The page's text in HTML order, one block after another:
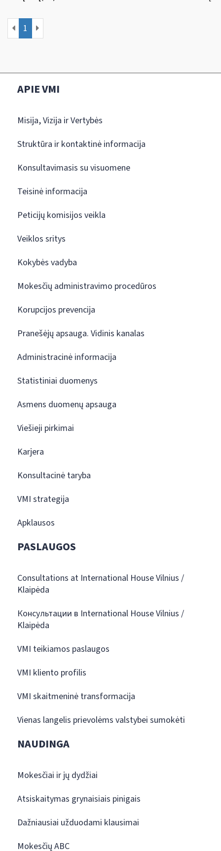
1
APIE VMI
Misija, Vizija ir Vertybės
Struktūra ir kontaktinė informacija
Konsultavimasis su visuomene
Teisinė informacija
Peticijų komisijos veikla
Veiklos sritys
Kokybės vadyba
Mokesčių administravimo procedūros
Korupcijos prevencija
Pranešėjų apsauga. Vidinis kanalas
Administracinė informacija
Statistiniai duomenys
Asmens duomenų apsauga
Viešieji pirkimai
Karjera
Konsultacinė taryba
VMI strategija
Apklausos
PASLAUGOS
Consultations at International House Vilnius /
Klaipėda
Консультации в International House Vilnius /
Klaipėda
VMI teikiamos paslaugos
VMI kliento profilis
VMI skaitmeninė transformacija
Vienas langelis prievolėms valstybei sumokėti
NAUDINGA
Mokesčiai ir jų dydžiai
Atsiskaitymas grynaisiais pinigais
Dažniausiai užduodami klausimai
Mokesčių ABC